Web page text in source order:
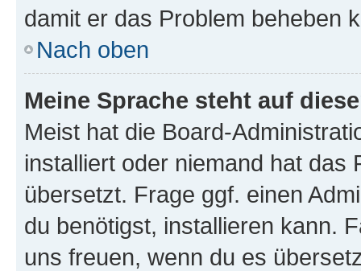
damit er das Problem beheben
Nach oben
Meine Sprache steht auf
Meist hat die Board-
installiert oder niemand hat das
übersetzt. Frage ggf. einen
du benötigst, installieren kann.
uns freuen, wenn du es